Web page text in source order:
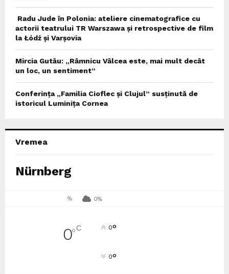
Radu Jude în Polonia: ateliere cinematografice cu
actorii teatrului TR Warszawa și retrospective de film
la Łódź și Varșovia
Mircia Gutău: „Râmnicu Vâlcea este, mai mult decât
un loc, un sentiment”
Conferința „Familia Cioflec și Clujul” susținută de
istoricul Luminița Cornea
Vremea
Nürnberg
% 0%
0°C 0°
0°